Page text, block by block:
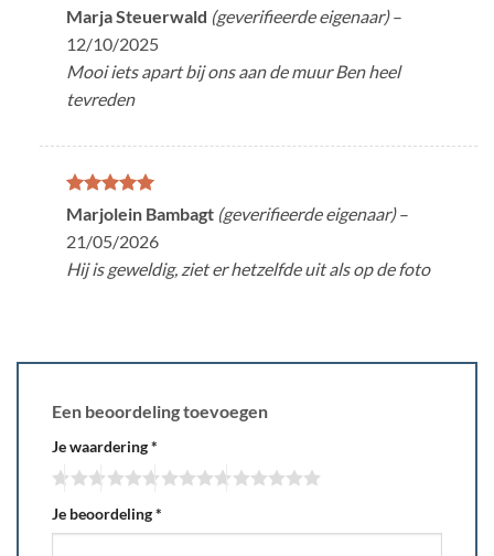
Gewaardeerd
4uit 5
Marja Steuerwald (geverifieerde eigenaar) –
12/10/2025
Mooi iets apart bij ons aan de muur Ben heel
tevreden
Gewaardeerd
5 uit 5
Marjolein Bambagt (geverifieerde eigenaar) –
21/05/2026
Hij is geweldig, ziet er hetzelfde uit als op de foto
Een beoordeling toevoegen
Je waardering*
Je beoordeling*